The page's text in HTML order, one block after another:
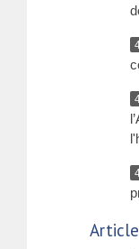
Article